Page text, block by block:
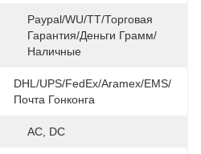
Paypal/WU/TT/торговая
Гарантия/деньги Грамм/
Наличные
DHL/UPS/FedEx/Aramex/EMS/
Почта Гонконга
AC, DC